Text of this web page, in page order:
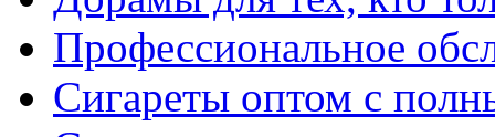
Профессиональное
Сигареты оптом с